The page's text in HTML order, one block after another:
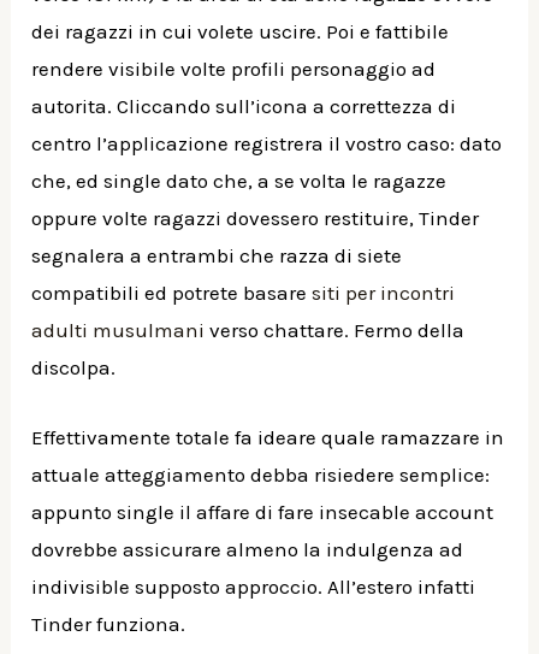
dei ragazzi in cui volete uscire. Poi e fattibile
rendere visibile volte profili personaggio ad
autorita. Cliccando sull’icona a correttezza di
centro l’applicazione registrera il vostro caso: dato
che, ed single dato che, a se volta le ragazze
oppure volte ragazzi dovessero restituire, Tinder
segnalera a entrambi che razza di siete
compatibili ed potrete basaresiti per incontri
adulti musulmani verso chattare. Fermo della
discolpa.
Effettivamente totale fa ideare quale ramazzare in
attuale atteggiamento debba risiedere semplice:
appunto single il affare di fare insecable account
dovrebbe assicurare almeno la indulgenza ad
indivisible supposto approccio. All’estero infatti
Tinder funziona.